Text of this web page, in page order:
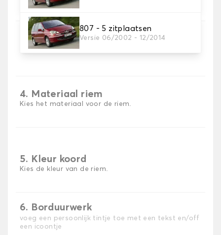
807 - 5 zitplaatsen
Versie 06/2002 - 12/2014
Kies het materiaal van uw kofferbakmat
3. Tapijt kleuren
Kies de kleur van je tapijt kofferruimte.
4. Materiaal riem
Kies het materiaal voor de riem.
5. Kleur koord
Kies de kleur van de riem.
6. Borduurwerk
voeg een persoonlijk tintje toe met een tekst en/off
een icoontje